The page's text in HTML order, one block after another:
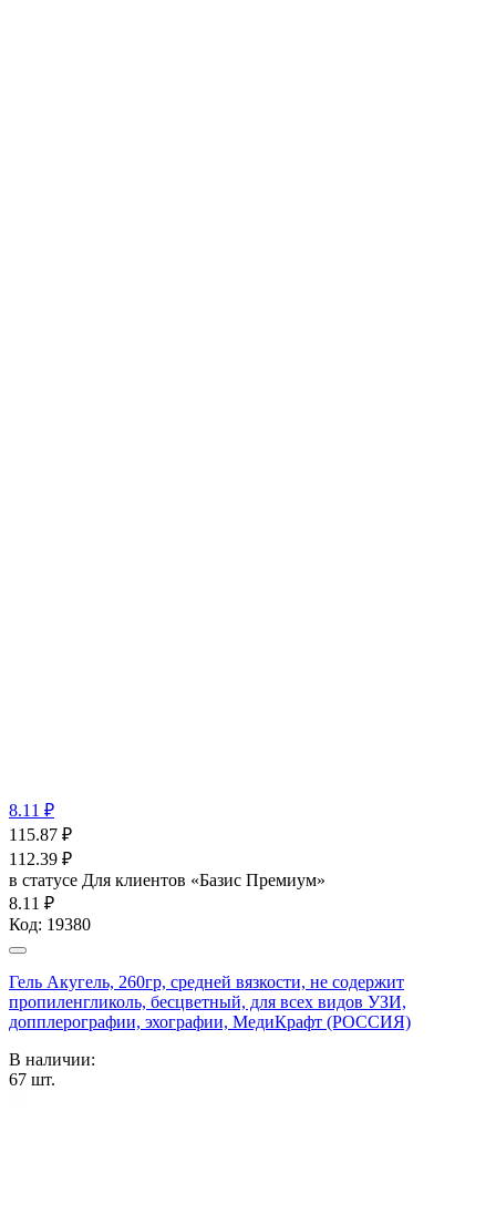
8.11 ₽
115.87 ₽
112.39 ₽
в статусе Для клиентов «Базис Премиум»
8.11 ₽
Код: 19380
Гель Акугель, 260гр, средней вязкости, не содержит
пропиленгликоль, бесцветный, для всех видов УЗИ,
допплерографии, эхографии, МедиКрафт (РОССИЯ)
В наличии:
67 шт.